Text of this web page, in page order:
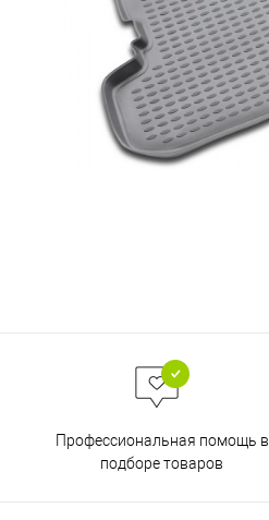
Профессиональная помощь в
подборе товаров